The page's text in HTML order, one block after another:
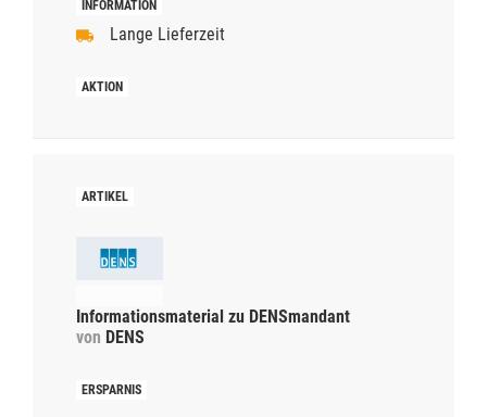
Lange Lieferzeit
Informationsmaterial zu DENSmandant
von DENS